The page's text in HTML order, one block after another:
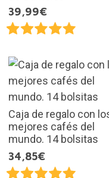
39,99€
Caja de regalo con
mejores cafés del
mundo. 14 bolsitas
34,85€